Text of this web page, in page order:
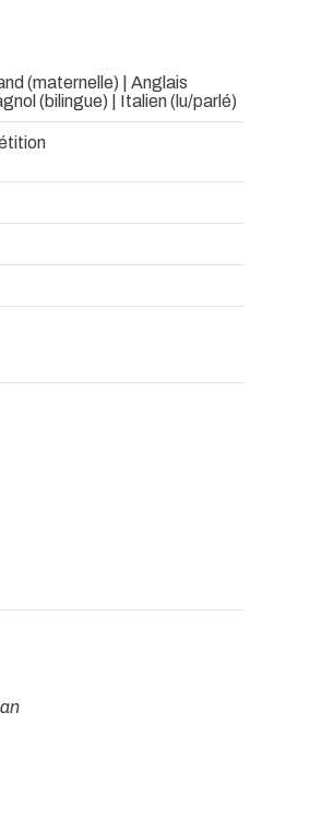
(maternelle) | Anglais
(bilingue) | Italien (lu/parlé)